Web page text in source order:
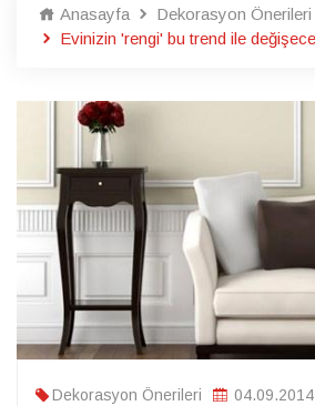
Anasayfa
Dekorasyon Önerileri
Evinizin 'rengi' bu trend ile
Dekorasyon Önerileri